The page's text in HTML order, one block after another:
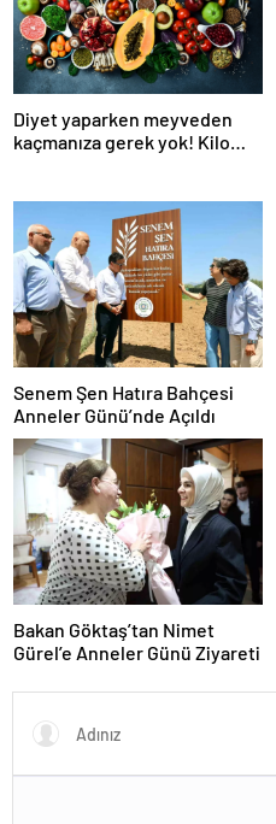
Diyet yaparken meyveden
kaçmanıza gerek yok! Kilo
Senem Şen Hatıra Bahçesi
Anneler Günü’nde Açıldı
Bakan Göktaş’tan Nimet
Gürel’e Anneler Günü Ziyareti